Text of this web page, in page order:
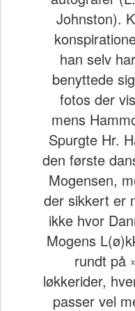
Johnston).
han selv
benyttede
fotos der
mens
Spurgte Hr.
den første
Mogensen,
der sikkert er
ikke hvor
Mogens
rundt på
løkkerider,
passer vel